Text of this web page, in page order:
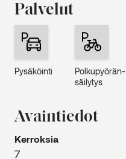
Palvelut
Pysäköinti
Polku­pyörän­
säilytys
Avaintiedot
Kerroksia
7